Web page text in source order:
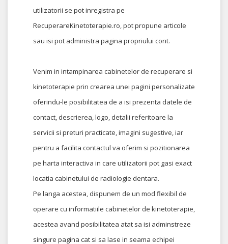
utilizatorii se pot inregistra pe
RecuperareKinetoterapie.ro, pot propune articole
sau isi pot administra pagina propriului cont.
Venim in intampinarea cabinetelor de recuperare si
kinetoterapie prin crearea unei pagini personalizate
oferindu-le posibilitatea de a isi prezenta datele de
contact, descrierea, logo, detalii referitoare la
servicii si preturi practicate, imagini sugestive, iar
pentru a facilita contactul va oferim si pozitionarea
pe harta interactiva in care utilizatorii pot gasi exact
locatia cabinetului de radiologie dentara.
Pe langa acestea, dispunem de un mod flexibil de
operare cu informatiile cabinetelor de kinetoterapie,
acestea avand posibilitatea atat sa isi adminstreze
singure pagina cat si sa lase in seama echipei